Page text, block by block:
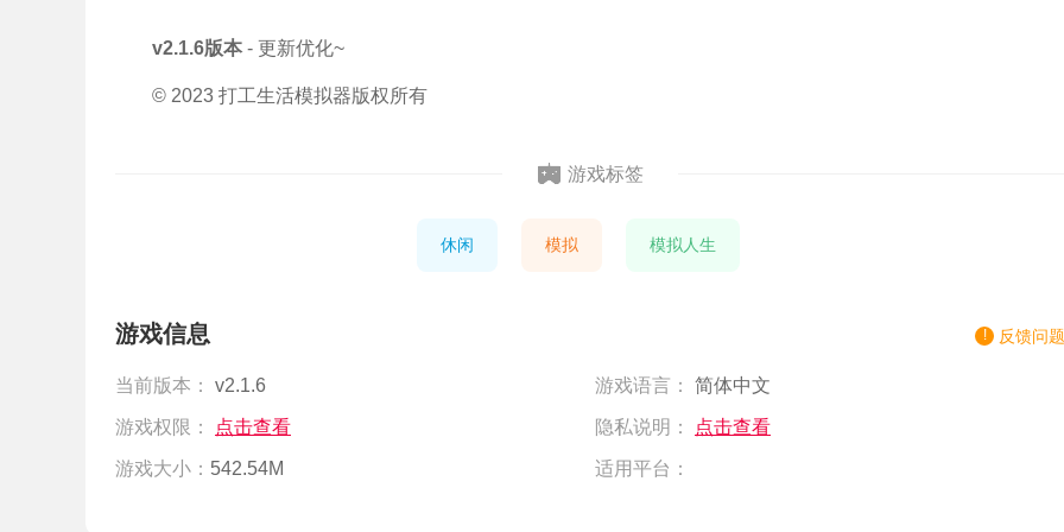
v2.1.6版本 - 更新优化~
© 2023 打工生活模拟器版权所有
游戏标签
休闲 模拟 模拟人生
游戏信息 反馈问题
当前版本： v2.1.6 游戏语言： 简体中文
游戏权限： 点击查看 隐私说明： 点击查看
游戏大小： 542.54M 适用平台：